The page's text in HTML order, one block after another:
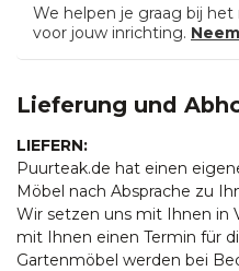
We helpen je graag bij
voor jouw inrichting.
Lieferung und
LIEFERN:
Puurteak.de hat einen
Möbel nach Absprache zu
Wir setzen uns mit Ihnen in
mit Ihnen einen Termin für
Gartenmöbel werden bei